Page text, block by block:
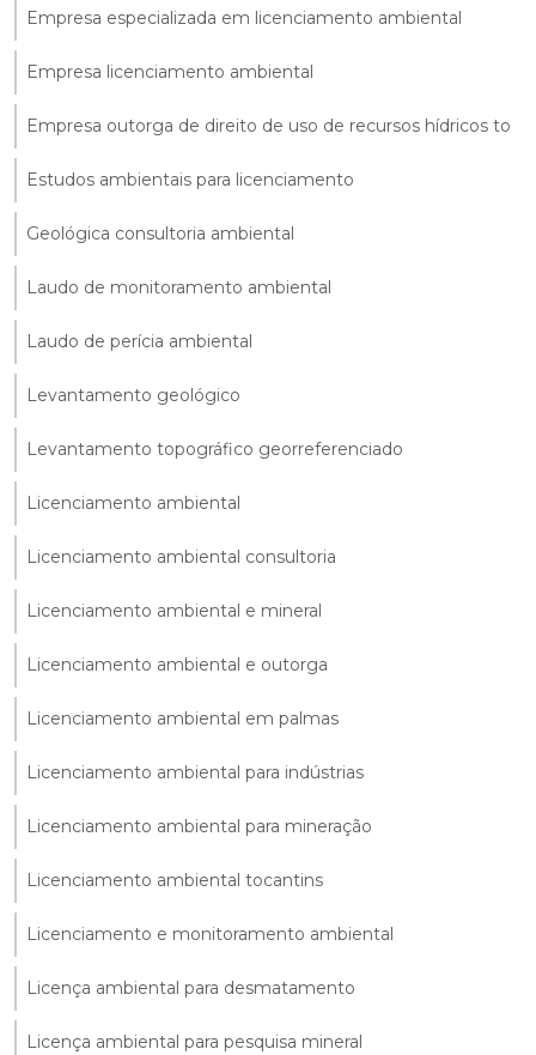
Empresa especializada em licenciamento ambiental
Empresa licenciamento ambiental
Empresa outorga de direito de uso de recursos hídricos to
Estudos ambientais para licenciamento
Geológica consultoria ambiental
Laudo de monitoramento ambiental
Laudo de perícia ambiental
Levantamento geológico
Levantamento topográfico georreferenciado
Licenciamento ambiental
Licenciamento ambiental consultoria
Licenciamento ambiental e mineral
Licenciamento ambiental e outorga
Licenciamento ambiental em palmas
Licenciamento ambiental para indústrias
Licenciamento ambiental para mineração
Licenciamento ambiental tocantins
Licenciamento e monitoramento ambiental
Licença ambiental para desmatamento
Licença ambiental para pesquisa mineral